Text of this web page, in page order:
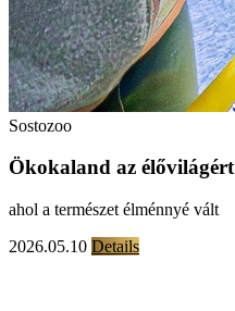
Sostozoo
Ökokaland az élővilágért
ahol a természet élménnyé vált
2026.05.10 Details